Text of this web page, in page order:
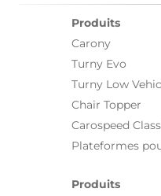
Produits
Carony
Turny Evo
Turny Low
Chair Topper
Carospeed
Plateformes
Produits